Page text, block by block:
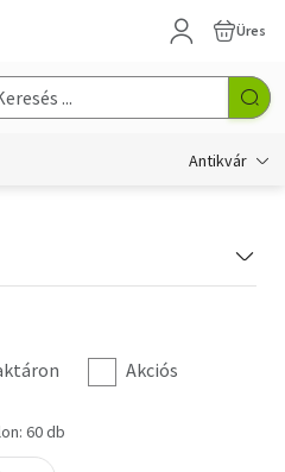
Üres
Antikvár
Akciós
60 db